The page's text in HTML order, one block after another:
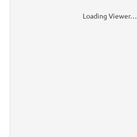
Loading Viewer…